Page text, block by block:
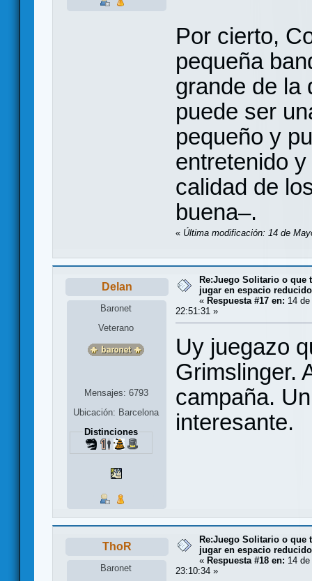
Por cierto,
pequeña
grande de la
puede ser
pequeño y
entretenido
calidad de
buena–.
« Última modificación: 14 de
Delan
Baronet
Veterano
Mensajes: 6793
Ubicación: Barcelona
Distinciones
Re:Juego Solitario o que
jugar en espacio
« Respuesta #17 en: 14
22:51:31 »
Uy juegazo
Grimslinger.
campaña.
interesante.
ThoR
Baronet
Re:Juego Solitario o que
jugar en espacio
« Respuesta #18 en: 14
23:10:34 »